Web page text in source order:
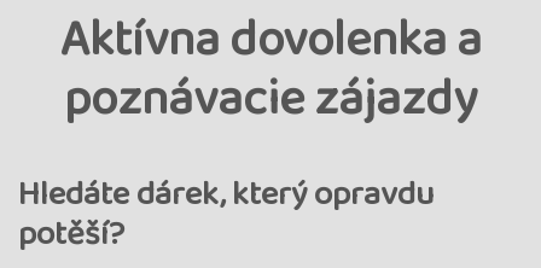
Aktívna dovolenka a
poznávacie zájazdy
Hledáte dárek, který opravdu
potěší?